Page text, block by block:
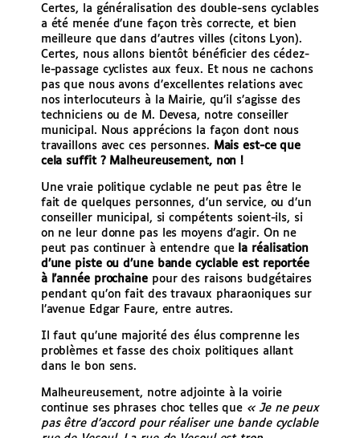
Certes, la généralisation des double-sens cyclables
a été menée d’une façon très correcte, et bien
meilleure que dans d’autres villes (citons Lyon).
Certes, nous allons bientôt bénéficier des cédez-
le-passage cyclistes aux feux. Et nous ne cachons
pas que nous avons d’excellentes relations avec
nos interlocuteurs à la Mairie, qu’il s’agisse des
techniciens ou de M. Devesa, notre conseiller
municipal. Nous apprécions la façon dont nous
travaillons avec ces personnes. Mais est-ce que
cela suffit ? Malheureusement, non !
Une vraie politique cyclable ne peut pas être le
fait de quelques personnes, d’un service, ou d’un
conseiller municipal, si compétents soient-ils, si
on ne leur donne pas les moyens d’agir. On ne
peut pas continuer à entendre que
la réalisation
d’une piste ou d’une bande cyclable est reportée
à l’année prochainepour des raisons budgétaires
pendant qu’on fait des travaux pharaoniques sur
l’avenue Edgar Faure, entre autres.
Il faut qu’une majorité des élus comprenne les
problèmes et fasse des choix politiques allant
dans le bon sens.
Malheureusement, notre adjointe à la voirie
continue ses phrases choc telles que « Je ne peux
pas être d’accord pour réaliser une bande cyclable